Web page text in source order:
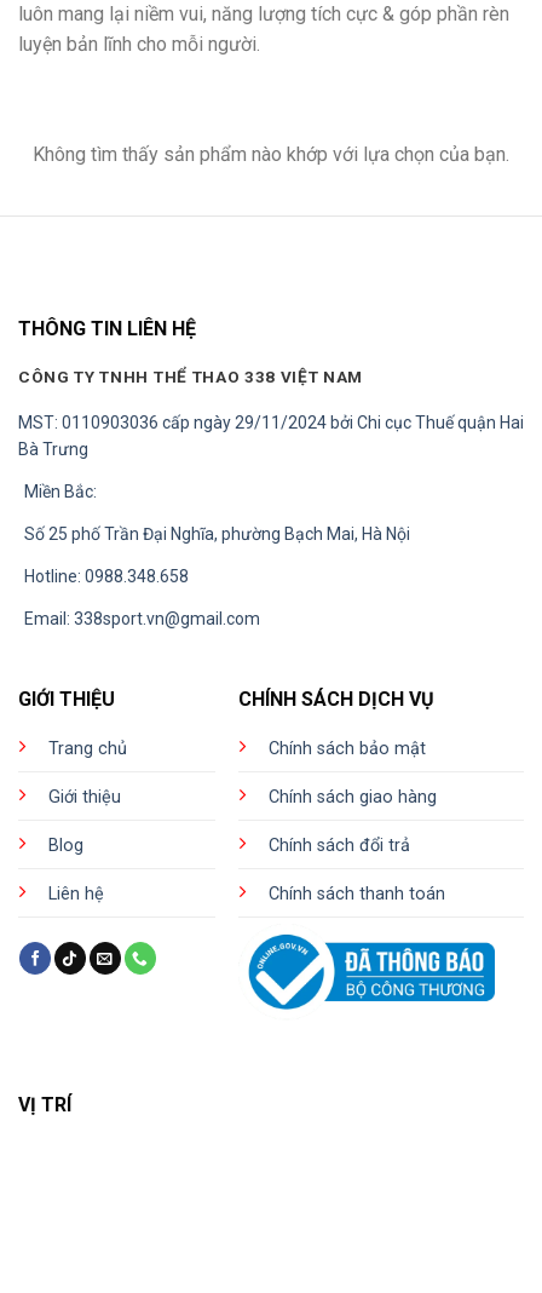
luôn mang lại niềm vui, năng lượng tích cực & góp phần rèn
luyện bản lĩnh cho mỗi người.
Không tìm thấy sản phẩm nào khớp với lựa chọn của bạn.
THÔNG TIN LIÊN HỆ
CÔNG TY TNHH THỂ THAO 338 VIỆT NAM
MST: 0110903036 cấp ngày 29/11/2024 bởi Chi cục Thuế quận Hai
Bà Trưng
Miền Bắc:
Số 25 phố Trần Đại Nghĩa, phường Bạch Mai, Hà Nội
Hotline: 0988.348.658
Email: 338sport.vn@gmail.com
GIỚI THIỆU
Trang chủ
Giới thiệu
Blog
Liên hệ
CHÍNH SÁCH DỊCH VỤ
Chính sách bảo mật
Chính sách giao hàng
Chính sách đổi trả
Chính sách thanh toán
VỊ TRÍ